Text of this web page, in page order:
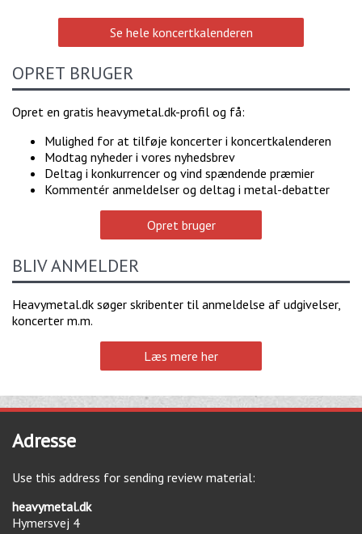
Se hele koncertkalenderen
OPRET BRUGER
Opret en gratis heavymetal.dk-profil og få:
Mulighed for at tilføje koncerter i koncertkalenderen
Modtag nyheder i vores nyhedsbrev
Deltag i konkurrencer og vind spændende præmier
Kommentér anmeldelser og deltag i metal-debatter
Opret bruger
BLIV ANMELDER
Heavymetal.dk søger skribenter til anmeldelse af udgivelser,
koncerter m.m.
Læs mere her
Adresse
Use this address for sending review material:
heavymetal.dk
Hymersvej 4